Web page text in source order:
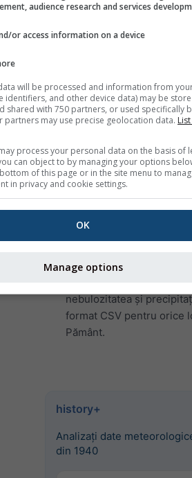
date orare. Pentru o
există agregări
perioade mai mari
există agregări
Oferim de asemenea
rugăm să ne
pentru mai multe
(
începând cu 1940 pentru
history+. Descărcați
nebulozitatea și
format CSV pentru orice
Pământ.
history+
Analizați date
din 1940
audience research and services
or access information on a device
will be processed and information from
identifiers, and other device data) may be
shared with 750 partners, or used specifically
partners may use precise geolocation data.
process your personal data on the basis of
can object to by managing your options
of this page or in the site menu to
in privacy and cookie settings.
OK
Manage options